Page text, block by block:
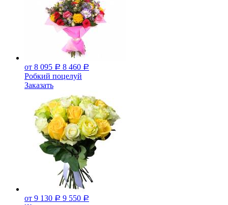
от 8 095 Р 8 460 Р
Робкий поцелуй
Заказать
от 9 130 Р 9 550 Р